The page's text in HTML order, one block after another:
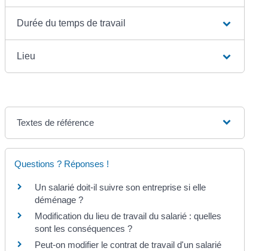
Durée du temps de travail
Lieu
Textes de référence
Questions ? Réponses !
Un salarié doit-il suivre son entreprise si elle
déménage ?
Modification du lieu de travail du salarié : quelles
sont les conséquences ?
Peut-on modifier le contrat de travail d'un salarié